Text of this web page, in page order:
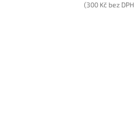
(300 Kč bez